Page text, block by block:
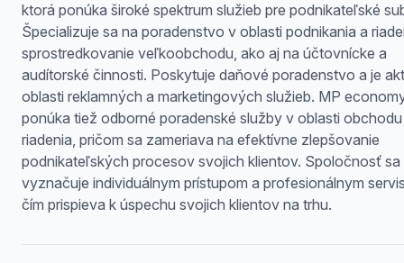
ktorá ponúka široké spektrum služieb pre podnikateľské
Špecializuje sa na poradenstvo v oblasti podnikania a
sprostredkovanie veľkoobchodu, ako aj na účtovnícke a
audítorské činnosti. Poskytuje daňové poradenstvo a je
oblasti reklamných a marketingových služieb. MP
ponúka tiež odborné poradenské služby v oblasti
riadenia, pričom sa zameriava na efektívne zlepšovanie
podnikateľských procesov svojich klientov. Spoločnosť sa
vyznačuje individuálnym prístupom a profesionálnym
čím prispieva k úspechu svojich klientov na trhu.